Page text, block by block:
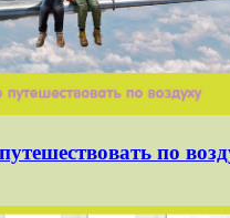
по